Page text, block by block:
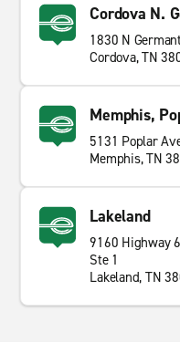
Cordova N.
1830 N
Cordova, TN
Memphis,
5131 Poplar
Memphis, TN
Lakeland
9160 Highway
Ste 1
Lakeland, TN